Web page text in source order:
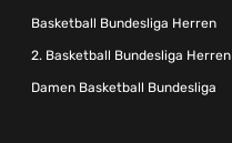
Basketball Bundesliga Herren
2. Basketball Bundesliga Herren
Damen Basketball Bundesliga